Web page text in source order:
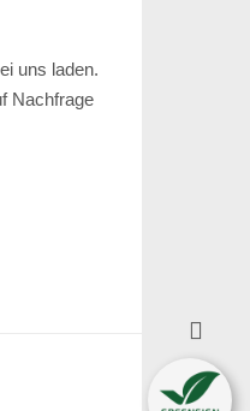
uns laden.
Nachfrage
